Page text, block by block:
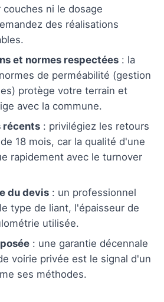
ni le dosage
des réalisations
et normes respectées : la
de perméabilité (gestion
protège votre terrain et
avec la commune.
récents : privilégiez les retours
18 mois, car la qualité d'une
rapidement avec le turnover
du devis : un professionnel
type de liant, l'épaisseur de
utilisée.
: une garantie décennale
voirie privée est le signal d'un
ses méthodes.